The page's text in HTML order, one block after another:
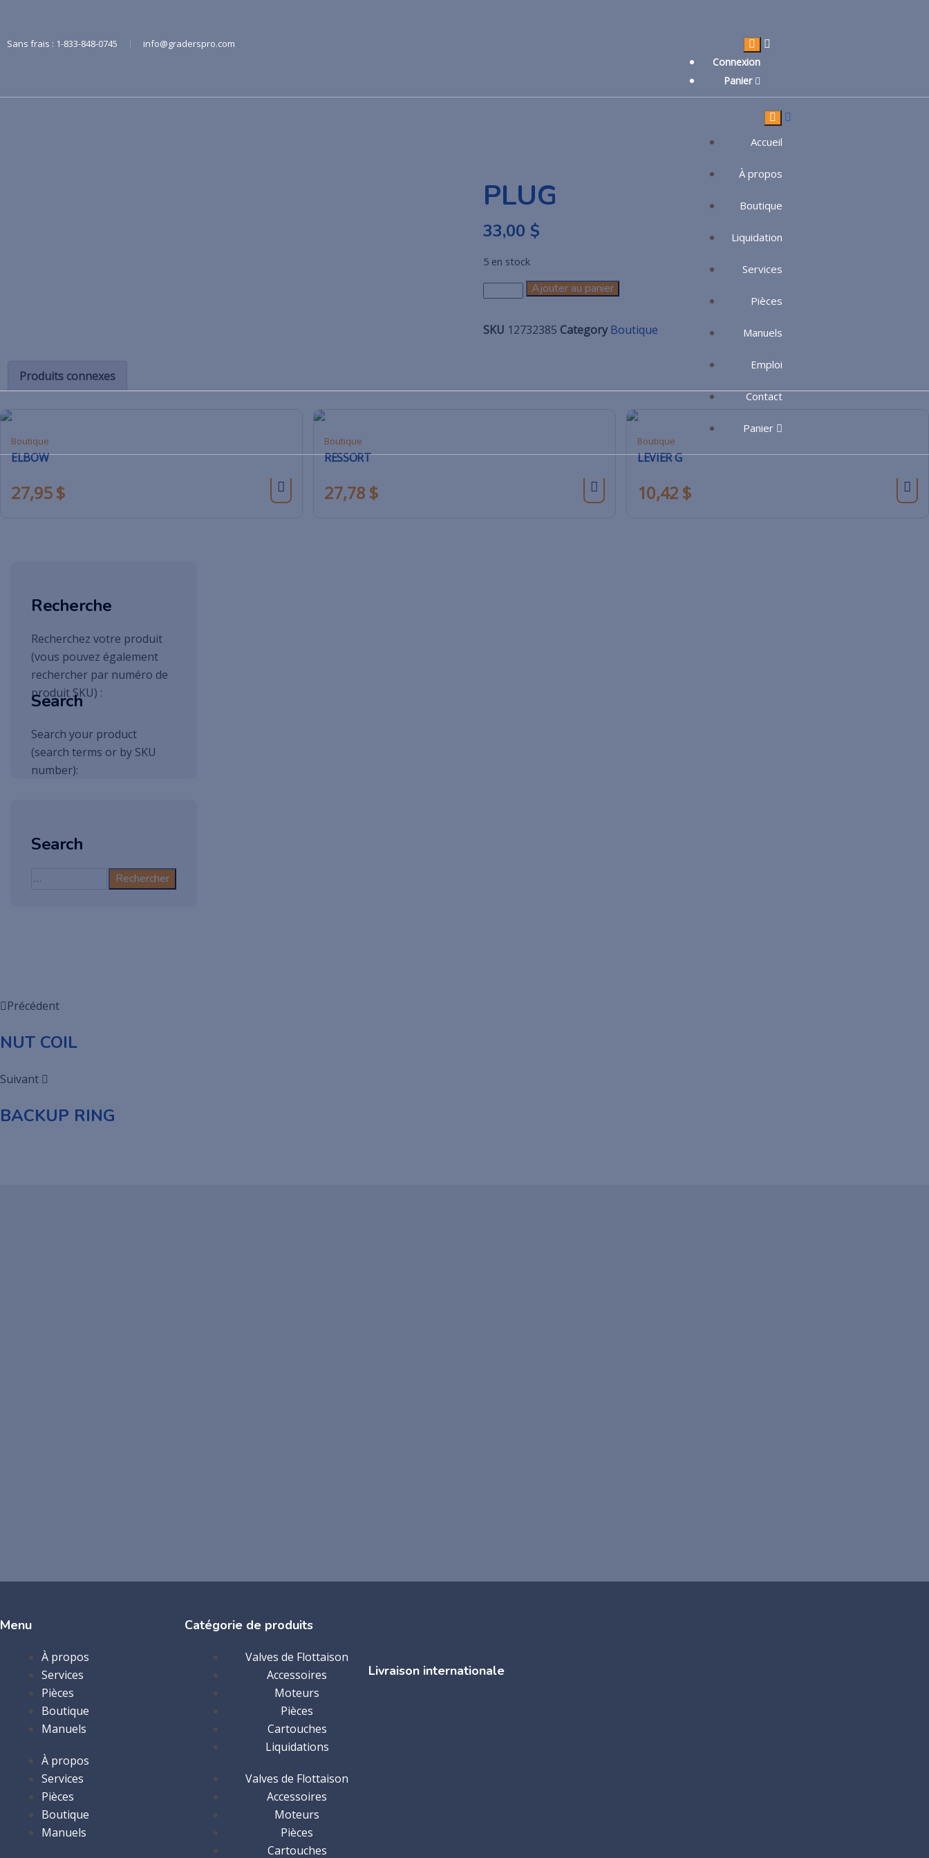
Sans frais : 1-833-848-0745 | info@graderspro.com
Connexion
Panier
Accueil
À propos
Boutique
Liquidation
Services
Pièces
Manuels
Emploi
Contact
Panier
Boutique
PLUG
33,00 $
5 en stock
Ajouter au panier
SKU 12732385 Category Boutique
Produits connexes
Boutique
ELBOW
27,95$
Boutique
RESSORT
27,78 $
Boutique
LEVIER G
10,42 $
Recherche
Recherchez votre produit
(vous pouvez également
rechercher par numéro de
produit SKU) :
Search
Search your product
(search terms or by SKU
number):
Search
Rechercher
Précédent
NUT COIL
Suivant
BACKUP RING
Menu
À propos
Services
Pièces
Boutique
Manuels
À propos
Services
Pièces
Boutique
Manuels
Catégorie de produits
Valves de Flottaison
Accessoires
Moteurs
Pièces
Cartouches
Liquidations
Valves de Flottaison
Accessoires
Moteurs
Pièces
Cartouches
Livraison internationale